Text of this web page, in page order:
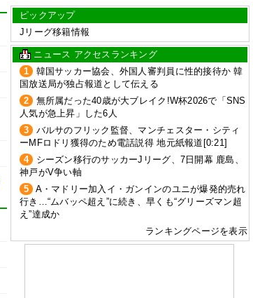
ピックアップ
Jリーグ移籍情報
ニュース アクセスランキング
1
韓国サッカー協会、外国人審判員に性的接待か 韓
国放送局が独占報道として伝える
2
無所属だった40歳が大ブレイク!W杯2026で「SNS
人気が急上昇」した6人
3
バルサのフリック監督、マンチェスター・シティ
ーMFロドリ獲得のため電話説得 地元紙報道[0:21]
4
シーズン移行のサッカーJリーグ、7日開幕 鹿島、
神戸がV争い軸
5
A・マドリー加入イ・ガンインのユニが爆発的売れ
行き…“ムバッペ超え”に続き、早くも“グリーズマン超
え”達成か
ランキングページを表示